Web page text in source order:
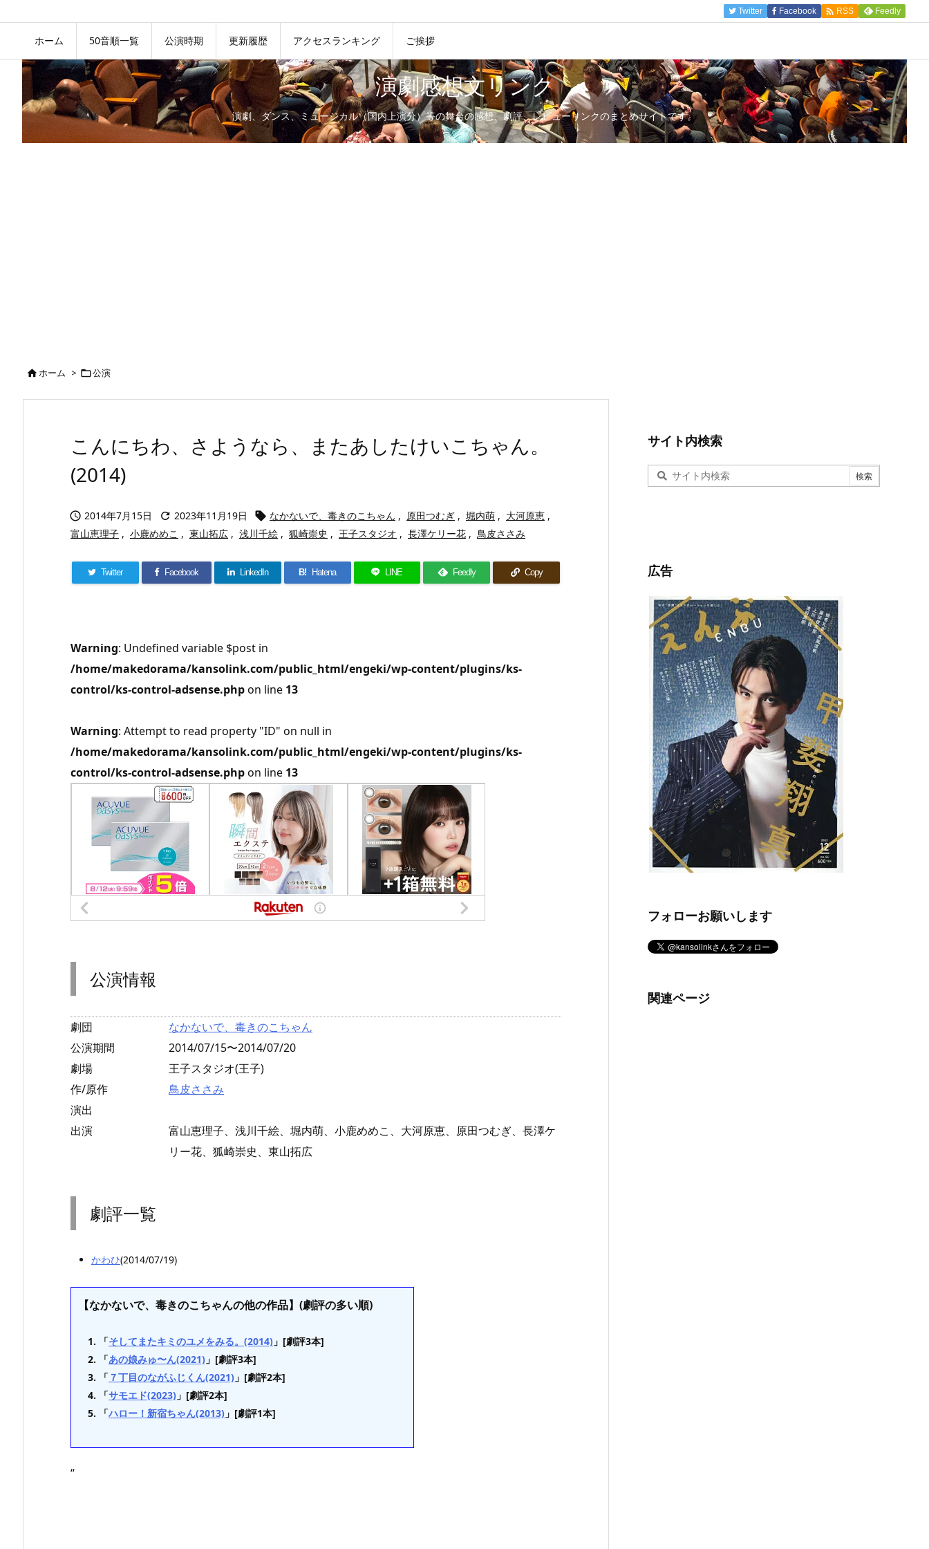
ホーム 50音順一覧 公演時期 更新履歴 アクセスランキング ご挨拶
Twitter Facebook  RSS Feedly
演劇感想文リンク
演劇、ダンス、ミュージカル（国内上演分）等の舞台の感想、劇評、レビューリンクのまとめサイトです。
ホーム > 公演
こんにちわ、さようなら、またあしたけいこちゃん。
(2014)
 2014年7月15日  2023年11月19日  なかないで、毒きのこちゃん , 原田つむぎ , 堀内萌 , 大河原恵 ,
富山恵理子 , 小鹿めめこ , 東山拓広 , 浅川千絵 , 狐崎崇史 , 王子スタジオ , 長澤ケリー花 , 鳥皮ささみ
Twitter Facebook LinkedIn B! Hatena LINE Feedly Copy
Warning: Undefined variable $post in
/home/makedorama/kansolink.com/public_html/engeki/wp-content/plugins/ks-
control/ks-control-adsense.phpon line 13
Warning: Attempt to read property "ID" on null in
/home/makedorama/kansolink.com/public_html/engeki/wp-content/plugins/ks-
control/ks-control-adsense.phpon line 13
公演情報
劇団
なかないで、毒きのこちゃん
公演期間
2014/07/15〜2014/07/20
劇場
王子スタジオ(王子)
作/原作
鳥皮ささみ
演出
出演
富山恵理子、浅川千絵、堀内萌、小鹿めめこ、大河原恵、原田つむぎ、長澤ケ
リー花、狐崎崇史、東山拓広
劇評一覧
かわひ(2014/07/19)
【なかないで、毒きのこちゃんの他の作品】(劇評の多い順)
「そしてまたキミのユメをみる。(2014) 」[劇評3本]
「あの娘みゅ〜ん(2021) 」[劇評3本]
「７丁目のながふじくん(2021) 」[劇評2本]
「サモエド(2023) 」[劇評2本]
「ハロー！新宿ちゃん(2013) 」[劇評1本]
“
サイト内検索
広告
フォローお願いします
関連ページ